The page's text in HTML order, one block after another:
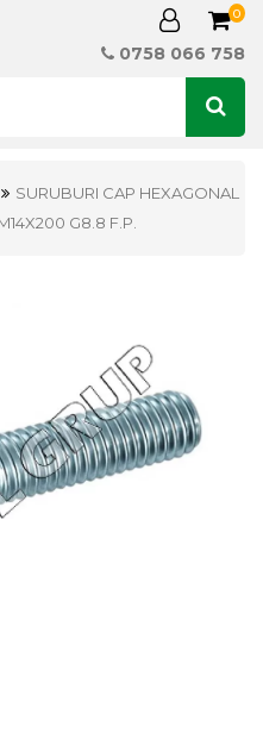
0
0758 066 758
SURUBURI CAP HEXAGONAL
G8.8 F.P.